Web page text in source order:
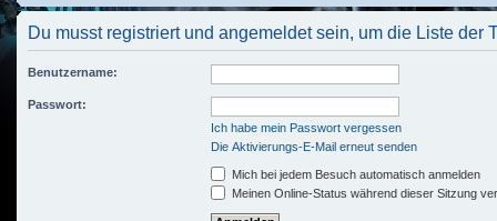
Du musst registriert und angemeldet sein, um die Liste der
Benutzername:
Passwort:
Ich habe mein Passwort vergessen
Die Aktivierungs-E-Mail erneut senden
Mich bei jedem Besuch automatisch anmelden
Meinen Online-Status während dieser Sitzung